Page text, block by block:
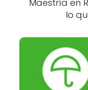
Maestría en
lo